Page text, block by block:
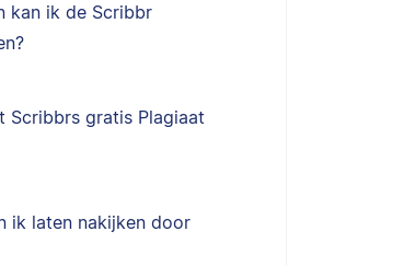
kan ik de Scribbr
Scribbrs gratis Plagiaat
ik laten nakijken door